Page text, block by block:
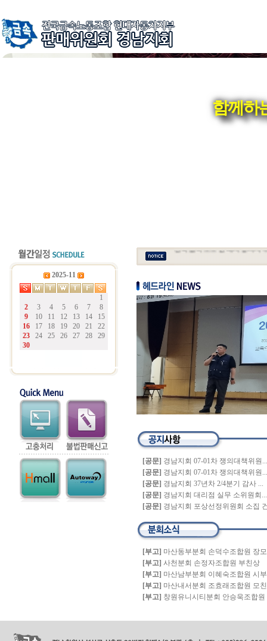
함께하
2025-11
1
2
3 4 5 6 7
8
9
10 11 12 13 14
15
16
17 18 19 20 21
22
23
24 25 26 27 28
29
30
전국금속노조 현대자동차지
[공문] 경남지회 07-01차 쟁의대책위원...
[공문] 경남지회 07-01차 쟁의대책위원...
[공문] 경남지회 37년차 2/4분기 감사 ...
[공문] 경남지회 대리점 실무 소위원회...
[공문] 경남지회 포상선정위원회 소집
[부고] 마산동부분회 손덕수조합원 장
[부고] 사천분회 손정자조합원 부친상
[부고] 마산남부분회 이혜숙조합원 시
[부고] 마산내서분회 조효래조합원 모
[부고] 창원유니시티분회 안승욱조합원